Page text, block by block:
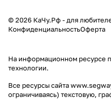
© 2026 КаЧу.Рф - для
КонфиденциальностьОферта
На информационном ресурсе
технологии.
Все ресурсы сайта
ограничиваясь) текстовую,